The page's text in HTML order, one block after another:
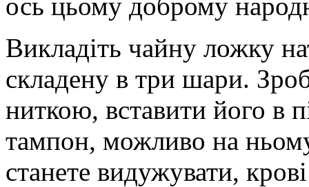
Викладіть чайну ложку
складену в три шари.
ниткою, вставити його в
тампон, можливо на
станете видужувати,